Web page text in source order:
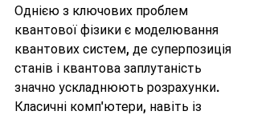
Однією з ключових проблем
квантової фізики є моделювання
квантових систем, де суперпозиція
станів і квантова заплутаність
значно ускладнюють розрахунки.
Класичні комп'ютери, навіть із